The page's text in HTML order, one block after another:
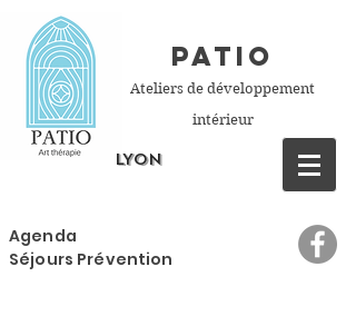
PATIO
Ateliers de développement
intérieur
LYON
Agenda
Séjours Prévention